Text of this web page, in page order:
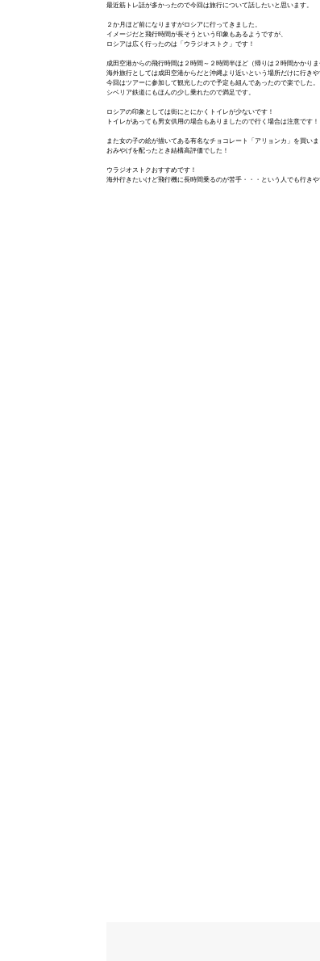
最近筋トレ話が多かったので今回は旅行について話したいと思います。
２か月ほど前になりますがロシアに行ってきました。
イメージだと飛行時間が長そうという印象もあるようですが、
ロシアは広く行ったのは「ウラジオストク」です！
成田空港からの飛行時間は２時間～２時間半ほど（帰りは２時間かかりま
海外旅行としては成田空港からだと沖縄より近いという場所だけに行きや
今回はツアーに参加して観光したので予定も組んであったので楽でした。
シベリア鉄道にもほんの少し乗れたので満足です。
ロシアの印象としては街にとにかくトイレが少ないです！
トイレがあっても男女供用の場合もありましたので行く場合は注意です！
また女の子の絵が描いてある有名なチョコレート「アリョンカ」を買い
おみやげを配ったとき結構高評価でした！
ウラジオストクおすすめです！
海外行きたいけど飛行機に長時間乗るのが苦手・・・という人でも行きや